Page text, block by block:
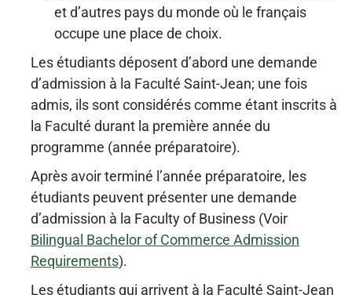
et d’autres pays du monde où le français
occupe une place de choix.
Les étudiants déposent d’abord une demande
d’admission à la Faculté Saint-Jean; une fois
admis, ils sont considérés comme étant inscrits à
la Faculté durant la première année du
programme (année préparatoire).
Après avoir terminé l’année préparatoire, les
étudiants peuvent présenter une demande
d’admission à la Faculty of Business (Voir
Bilingual Bachelor of Commerce Admission
Requirements).
Les étudiants qui arrivent à la Faculté Saint-Jean